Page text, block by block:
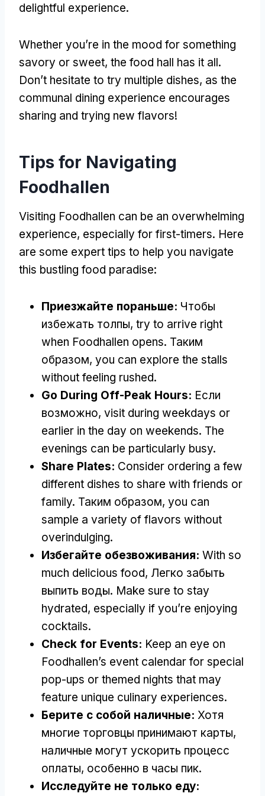
delightful experience.
Whether you’re in the mood for something
savory or sweet, the food hall has it all.
Don’t hesitate to try multiple dishes, as the
communal dining experience encourages
sharing and trying new flavors!
Tips for Navigating
Foodhallen
Visiting Foodhallen can be an overwhelming
experience, especially for first-timers. Here
are some expert tips to help you navigate
this bustling food paradise:
Приезжайте пораньше: Чтобы
избежать толпы, try to arrive right
when Foodhallen opens. Таким
образом, you can explore the stalls
without feeling rushed.
Go During Off-Peak Hours: Если
возможно, visit during weekdays or
earlier in the day on weekends. The
evenings can be particularly busy.
Share Plates: Consider ordering a few
different dishes to share with friends or
family. Таким образом, you can
sample a variety of flavors without
overindulging.
Избегайте обезвоживания: With so
much delicious food, Легко забыть
выпить воды. Make sure to stay
hydrated, especially if you’re enjoying
cocktails.
Check for Events: Keep an eye on
Foodhallen’s event calendar for special
pop-ups or themed nights that may
feature unique culinary experiences.
Берите с собой наличные: Хотя
многие торговцы принимают карты,
наличные могут ускорить процесс
оплаты, особенно в часы пик.
Исследуйте не только еду: